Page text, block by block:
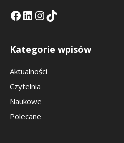
Facebook
LinkedIn
Tik Tok KEInstagramm KE
Kategorie wpisów
Aktualności
Czytelnia
Naukowe
Polecane